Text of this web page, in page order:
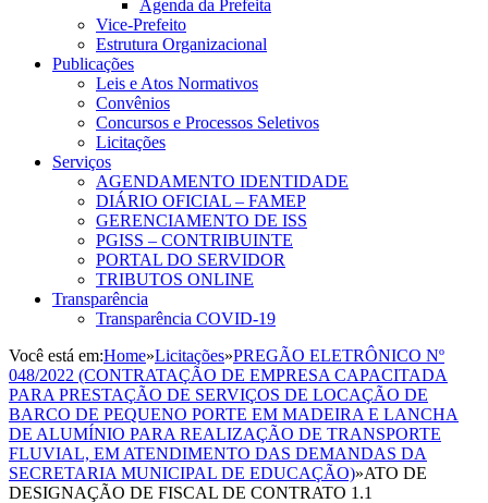
Agenda da Prefeita
Vice-Prefeito
Estrutura Organizacional
Publicações
Leis e Atos Normativos
Convênios
Concursos e Processos Seletivos
Licitações
Serviços
AGENDAMENTO IDENTIDADE
DIÁRIO OFICIAL – FAMEP
GERENCIAMENTO DE ISS
PGISS – CONTRIBUINTE
PORTAL DO SERVIDOR
TRIBUTOS ONLINE
Transparência
Transparência COVID-19
Você está em:Home»Licitações»PREGÃO ELETRÔNICO Nº
048/2022 (CONTRATAÇÃO DE EMPRESA CAPACITADA
PARA PRESTAÇÃO DE SERVIÇOS DE LOCAÇÃO DE
BARCO DE PEQUENO PORTE EM MADEIRA E LANCHA
DE ALUMÍNIO PARA REALIZAÇÃO DE TRANSPORTE
FLUVIAL, EM ATENDIMENTO DAS DEMANDAS DA
SECRETARIA MUNICIPAL DE EDUCAÇÃO)»ATO DE
DESIGNAÇÃO DE FISCAL DE CONTRATO 1.1